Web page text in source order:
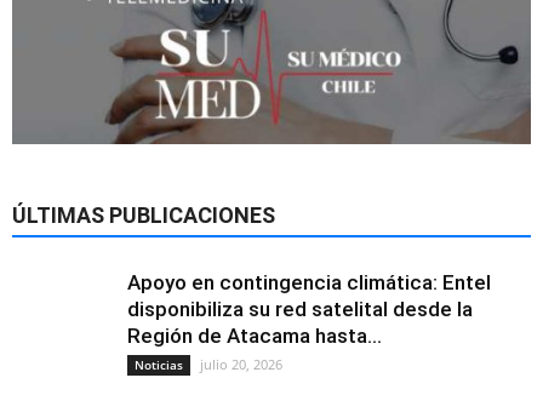
ÚLTIMAS PUBLICACIONES
Apoyo en contingencia climática: Entel
disponibiliza su red satelital desde la
Región de Atacama hasta...
Noticias julio 20, 2026